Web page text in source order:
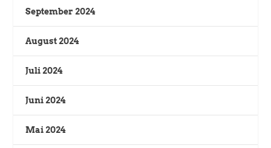
September 2024
August 2024
Juli 2024
Juni 2024
Mai 2024